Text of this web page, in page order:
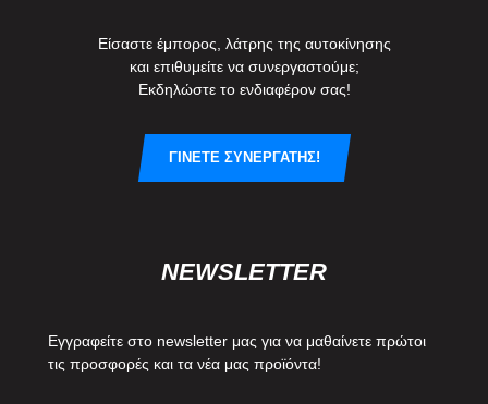
Είσαστε έμπορος, λάτρης της αυτοκίνησης
και επιθυμείτε να συνεργαστούμε;
Εκδηλώστε το ενδιαφέρον σας!
ΓΙΝΕΤΕ ΣΥΝΕΡΓΑΤΗΣ!
NEWSLETTER
Εγγραφείτε στο newsletter μας για να μαθαίνετε πρώτοι
τις προσφορές και τα νέα μας προϊόντα!